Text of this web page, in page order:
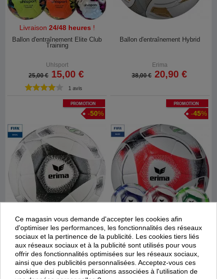
Livraison 24/48 heures !
Ballon d'entraînement Elite Club
Training
Uhlsport
25,00 € 15,00 €
1 avis
Ballon d'entraînement Hybrid
Erima
38,00 € 20,90 €
Promotion
-50%
Livraison 24/48 heures!
Ballon Hybrid training 2.0 FH
Edition
Erima
Promotion
-45%
Livraison24/48 heures!
Ballon Hybrid training 2.0
Erima
Ce magasin vous demande d'accepter les cookies afin
d'optimiser les performances, les fonctionnalités des réseaux
sociaux et la pertinence de la publicité. Les cookies tiers liés
aux réseaux sociaux et à la publicité sont utilisés pour vous
offrir des fonctionnalités optimisées sur les réseaux sociaux,
ainsi que des publicités personnalisées. Acceptez-vous ces
cookies ainsi que les implications associées à l'utilisation de